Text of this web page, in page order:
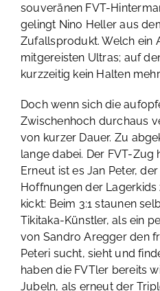
souveränen FVT-
gelingt Nino Heller aus
Zufallsprodukt. Welch ein
mitgereisten Ultras; auf
kurzzeitig kein Halten
Doch wenn sich die
Zwischenhoch durchaus
von kurzer Dauer. Zu
lange dabei. Der FVT-Zug
Erneut ist es Jan Peter,
Hoffnungen der
kickt: Beim 3:1 staunen
Tikitaka-Künstler, als ein
von Sandro Aregger den
Peteri sucht, sieht und
haben die FVTler bereits
Jubeln, als erneut der